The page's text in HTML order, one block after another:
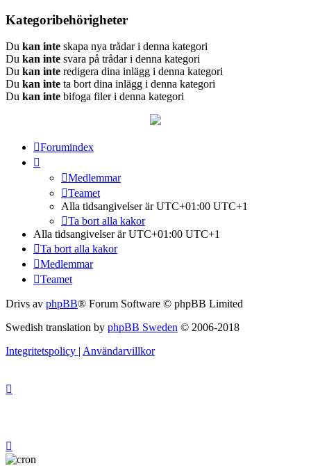
Kategoribehörigheter
Du kan inte skapa nya trådar i denna kategori
Du kan inte svara på trådar i denna kategori
Du kan inte redigera dina inlägg i denna kategori
Du kan inte ta bort dina inlägg i denna kategori
Du kan inte bifoga filer i denna kategori
Forumindex
Medlemmar
Teamet
Alla tidsangivelser är UTC+01:00 UTC+1
Ta bort alla kakor
Alla tidsangivelser är UTC+01:00 UTC+1
Ta bort alla kakor
Medlemmar
Teamet
Drivs av phpBB® Forum Software © phpBB Limited
Swedish translation by phpBB Sweden © 2006-2018
Integritetspolicy Användarvillkor